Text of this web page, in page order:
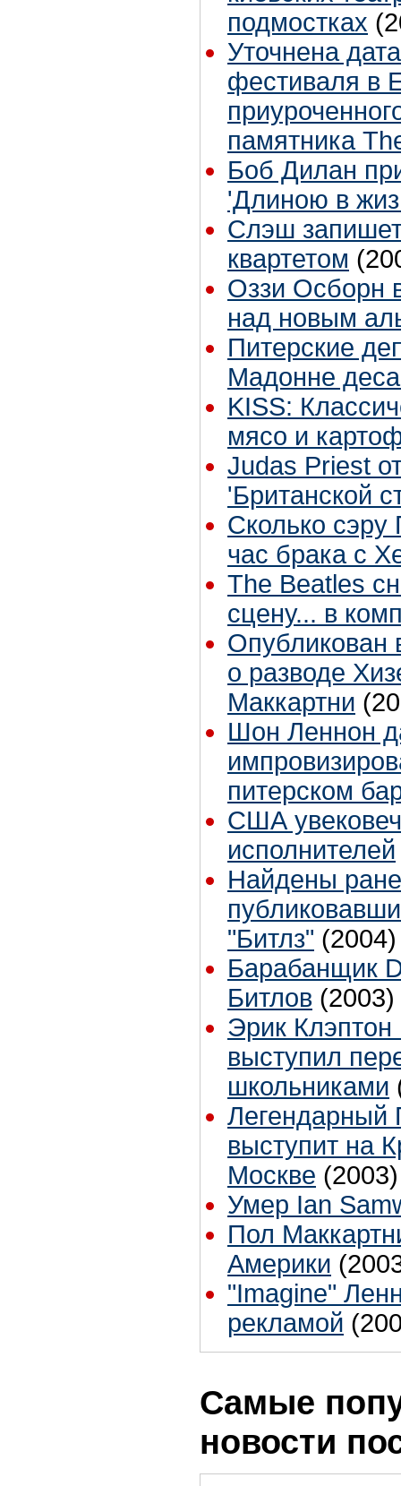
подмостках
Уточнена
фестиваля в
памятника
Боб Дилан
'Длиною в
Слэш
квартетом
Оззи Осборн
над новым
Питерские
Мадонне
KISS:
мясо и
Judas Priest
'Британской
Сколько
час брака с
The Beatles
сцену... в
Опубликован
о разводе
Маккартни
Шон Леннон
питерском
США
исполнителей
Найдены
"Битлз" (2004)
Барабанщик
Битлов (2003)
Эрик Клэптон
выступил
школьниками
Легендарный
выступит на
Москве (2003)
Умер Ian
Пол
Америки
"Imagine"
рекламой
Самые
новости